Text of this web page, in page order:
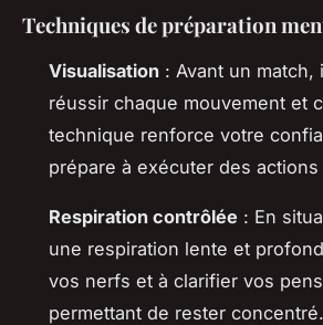
Techniques de préparation
Visualisation : Avant un
réussir chaque mouvement et
technique renforce votre
prépare à exécuter des
Respiration contrôlée : En
une respiration lente et
vos nerfs et à clarifier vos
permettant de rester concentré.